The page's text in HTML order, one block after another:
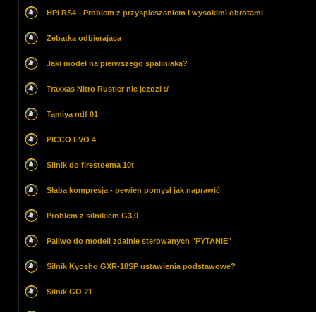
HPI RS4 - Problem z przyspieszaniem i wysokimi obrotami
Zebatka odbierajaca
Jaki model na pierwszego spaliniaka?
Traxxas Nitro Rustler nie jezdzi :/
Tamiya ndf 01
PICCO EVO 4
Silnik do firestoema 10t
Słaba kompresja - pewien pomysł jak naprawić
Problem z silnikiem G3.0
Paliwo do modeli zdalnie sterowanych "PYTANIE"
Silnik Kyosho GXR-18SP ustawienia podstawowe?
Silnik GO 21